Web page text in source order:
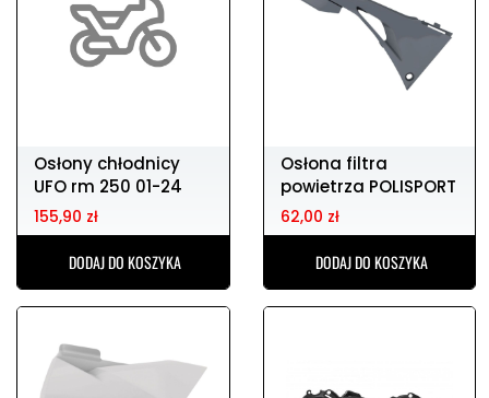
Osłony chłodnicy
UFO rm 250 01-24
155,90 zł
DODAJ DO KOSZYKA
Osłona filtra
powietrza POLISPORT
HONDA CRF 250
62,00 zł
DODAJ DO KOSZYKA